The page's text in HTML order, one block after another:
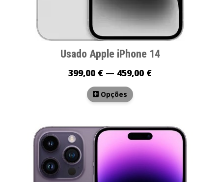
Usado Apple iPhone 14
399,00 € — 459,00 €
Opções